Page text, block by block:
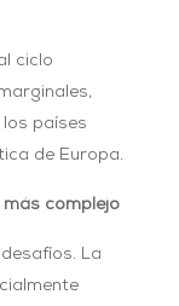
ciclo
países
de Europa.
complejo
La